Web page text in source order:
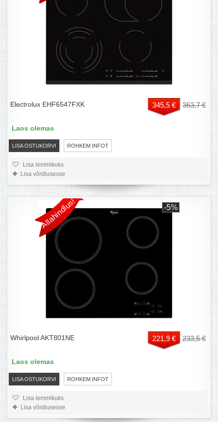
Electrolux EHF6547FXK 345,5 € 363,7 €
LISA OSTUKORVI ROHKEM INFOT
Laos olemas
Lisa lemmikuks
Lisa võrdlusesse
Allahindlus! -5%
Whirlpool AKT801NE 221,9 € 233,5 €
LISA OSTUKORVI ROHKEM INFOT
Laos olemas
Lisa lemmikuks
Lisa võrdlusesse